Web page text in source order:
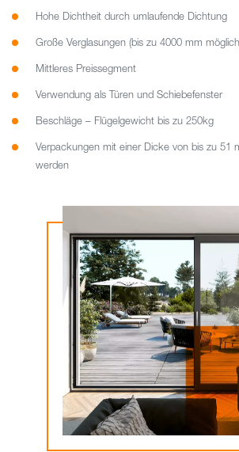
Hohe Dichtheit durch umlaufende Dichtung
Große Verglasungen (bis zu 4000 mm
Mittleres Preissegment
Verwendung als Türen und Schiebefenster
Beschläge – Flügelgewicht bis zu 250kg
Verpackungen mit einer Dicke von bis zu 51
werden